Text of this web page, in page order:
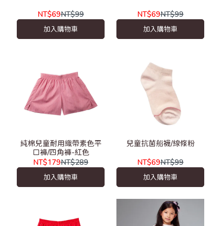
NT$69NT$99
加入購物車
NT$69NT$99
加入購物車
純棉兒童耐用織帶素色平
口褲/四角褲-紅色
NT$179NT$289
加入購物車
兒童抗菌船襪/線條粉
NT$69NT$99
加入購物車